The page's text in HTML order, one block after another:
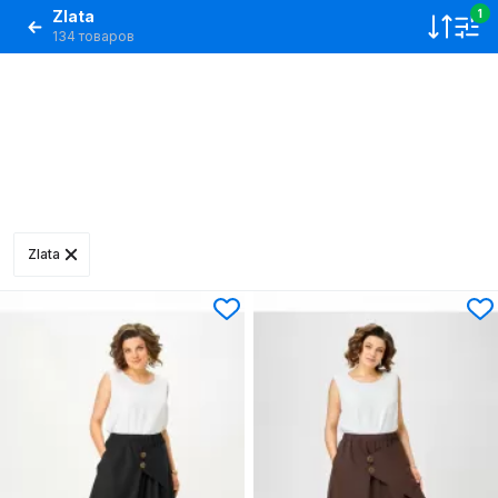
Zlata
134 товаров
1
Zlata